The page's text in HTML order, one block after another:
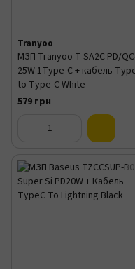
Tranyoo
МЗП Tranyoo T-SA2C PD/
25W 1Type-C + кабель
to Type-C White
579 грн